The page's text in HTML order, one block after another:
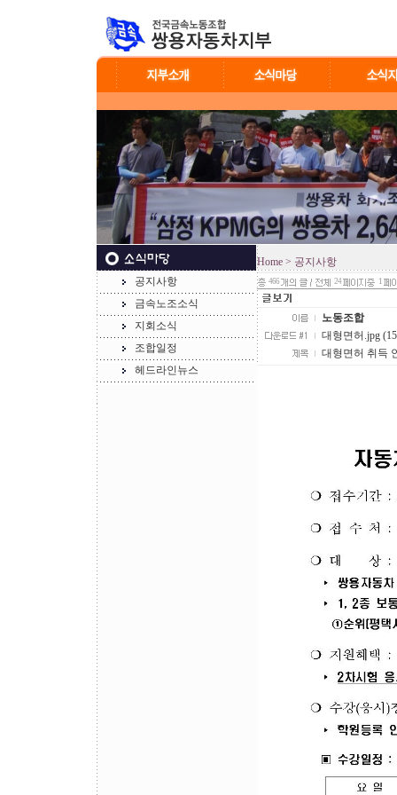
공지사항
금속노조소식
지회소식
조합일정
헤드라인뉴스
Home > 공지사항
466 24 1
노동조합
대형면허.jpg
대형면허 취득